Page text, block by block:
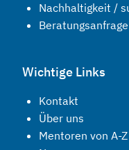
Nachhaltigkeit /
Beratungsanfrage
Wichtige Links
Kontakt
Über uns
Mentoren von A-Z